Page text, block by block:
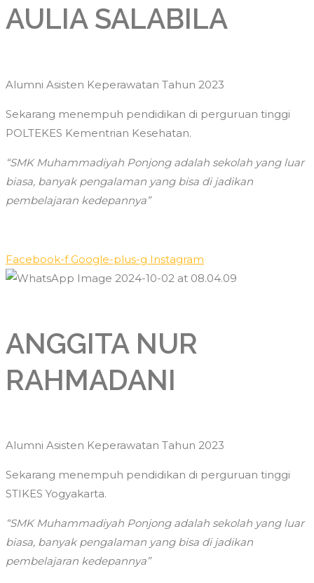
AULIA SALABILA
Alumni Asisten Keperawatan Tahun 2023
Sekarang menempuh pendidikan di perguruan tinggi
POLTEKES Kementrian Kesehatan.
“SMK Muhammadiyah Ponjong adalah sekolah yang luar
biasa, banyak pengalaman yang bisa di jadikan
pembelajaran kedepannya”
Facebook-f Google-plus-g Instagram
ANGGITA NUR
RAHMADANI
Alumni Asisten Keperawatan Tahun 2023
Sekarang menempuh pendidikan di perguruan tinggi
STIKES Yogyakarta.
“SMK Muhammadiyah Ponjong adalah sekolah yang luar
biasa, banyak pengalaman yang bisa di jadikan
pembelajaran kedepannya”